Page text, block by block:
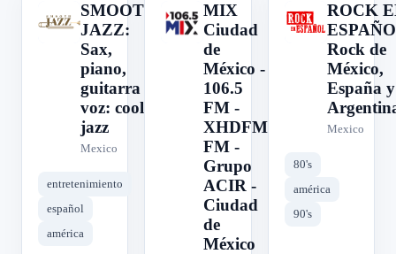
S
SMOOTH
JAZZ:
Sax,
piano,
guitarra y
voz: cool
jazz
Mexico
entretenimiento
español
américa
M
MIX
Ciudad
de
México -
106.5
FM -
XHDFM-
FM -
Grupo
ACIR -
Ciudad
de
México
R
ROCK
Rock de
México,
España y
Mexico
80's
américa
90's